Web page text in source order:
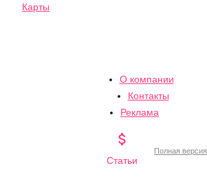
Карты
О компании
Контакты
Реклама

Статьи
Полная версия